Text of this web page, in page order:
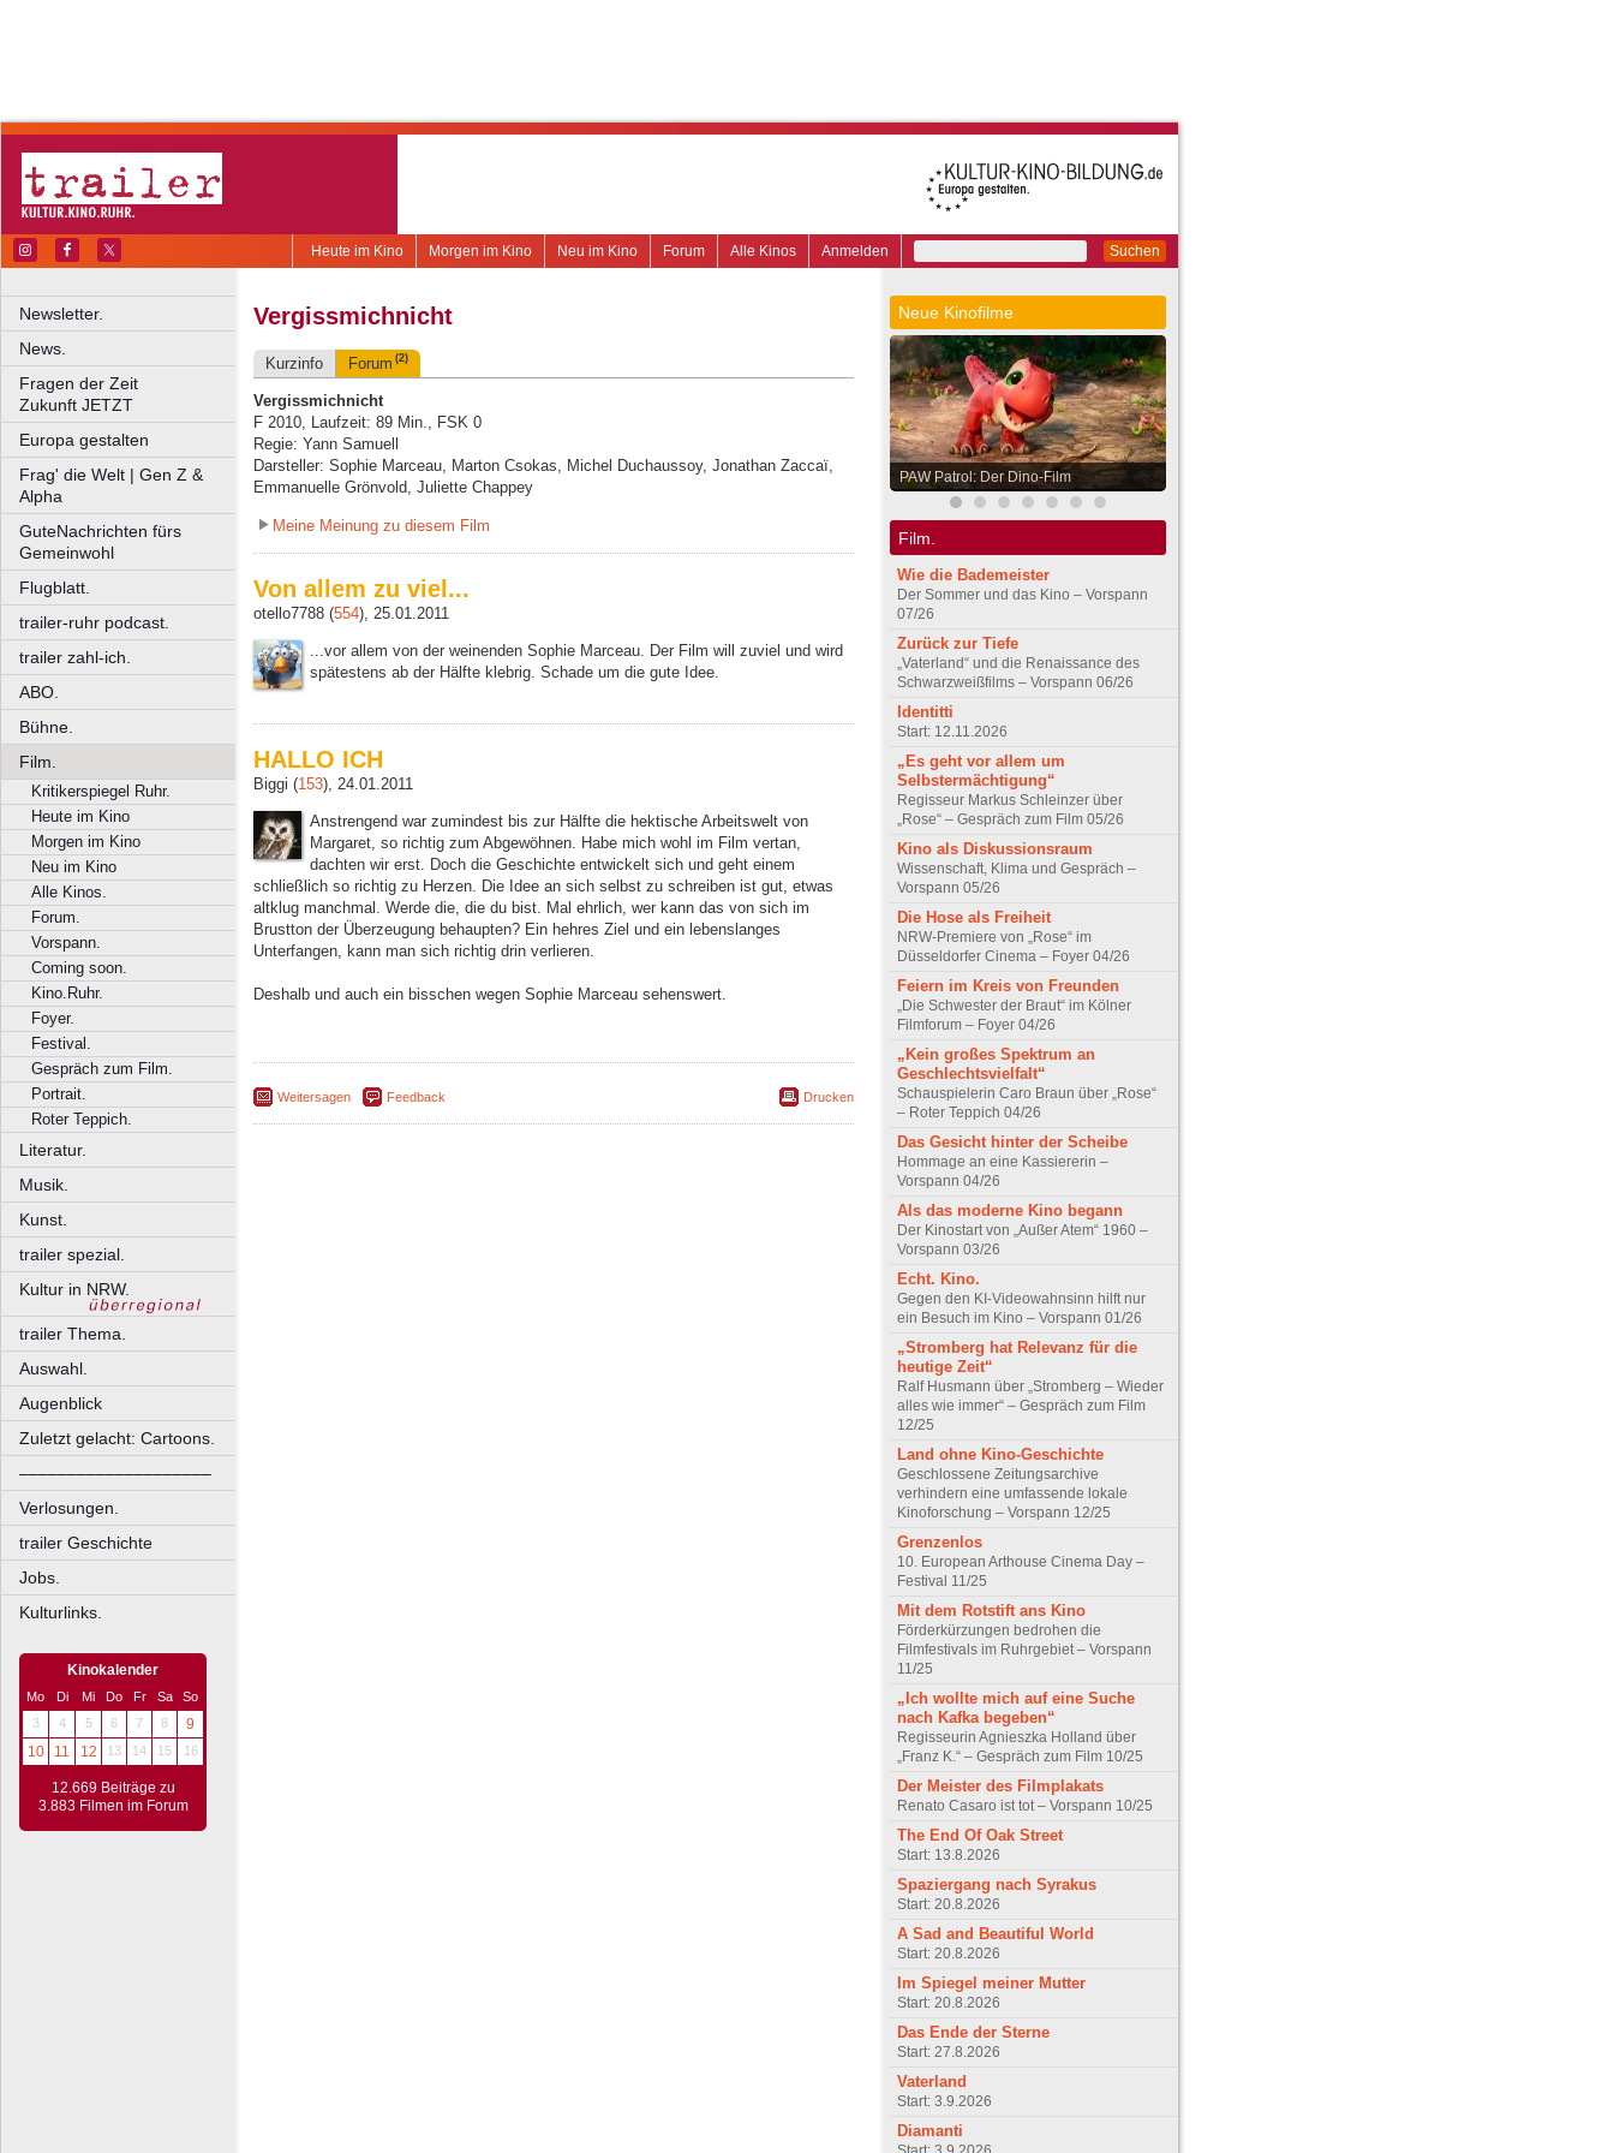
Suchen
Anmelden
Alle Kinos
Forum
Neu im Kino
Morgen im Kino
Heute im Kino
Newsletter.
News.
Fragen der Zeit
Zukunft JETZT
Europa gestalten
Frag' die Welt | Gen Z &
Alpha
GuteNachrichten fürs
Gemeinwohl
Flugblatt.
trailer-ruhr podcast.
trailer zahl-ich.
ABO.
Bühne.
Film.
Kritikerspiegel Ruhr.
Heute im Kino
Morgen im Kino
Neu im Kino
Alle Kinos.
Forum.
Vorspann.
Coming soon.
Kino.Ruhr.
Foyer.
Festival.
Gespräch zum Film.
Portrait.
Roter Teppich.
Literatur.
Musik.
Kunst.
trailer spezial.
Kultur in NRW.
trailer Thema.
Auswahl.
Augenblick
Zuletzt gelacht: Cartoons.
––––––––––––––––––––
Verlosungen.
trailer Geschichte
Jobs.
Kulturlinks.
Kinokalender
Mo Di Mi Do Fr Sa
So
3
4 5 6 7 8
9
10
11 12 13 14 15 16
12.669 Beiträge zu
3.883 Filmen im Forum
Vergissmichnicht
Kurzinfo Forum (2)
Vergissmichnicht
F 2010, Laufzeit: 89 Min., FSK 0
Regie: Yann Samuell
Darsteller: Sophie Marceau, Marton Csokas, Michel Duchaussoy, Jonathan Zaccaï,
Emmanuelle Grönvold, Juliette Chappey
Meine Meinung zu diesem Film
Von allem zu viel...
otello7788 (554), 25.01.2011
...vor allem von der weinenden Sophie Marceau. Der Film will zuviel und wird
spätestens ab der Hälfte klebrig. Schade um die gute Idee.
HALLO ICH
Biggi (153), 24.01.2011
Anstrengend war zumindest bis zur Hälfte die hektische Arbeitswelt von
Margaret, so richtig zum Abgewöhnen. Habe mich wohl im Film vertan,
dachten wir erst. Doch die Geschichte entwickelt sich und geht einem
schließlich so richtig zu Herzen. Die Idee an sich selbst zu schreiben ist gut, etwas
altklug manchmal. Werde die, die du bist. Mal ehrlich, wer kann das von sich im
Brustton der Überzeugung behaupten? Ein hehres Ziel und ein lebenslanges
Unterfangen, kann man sich richtig drin verlieren.
Deshalb und auch ein bisschen wegen Sophie Marceau sehenswert.
Weitersagen Feedback Drucken
Neue Kinofilme
PAW Patrol: Der Dino-Film
Film.
Wie die Bademeister
Der Sommer und das Kino – Vorspann
07/26
Zurück zur Tiefe
„Vaterland“ und die Renaissance des
Schwarzweißfilms – Vorspann 06/26
Identitti
Start: 12.11.2026
„Es geht vor allem um
Selbstermächtigung“
Regisseur Markus Schleinzer über
„Rose“ – Gespräch zum Film 05/26
Kino als Diskussionsraum
Wissenschaft, Klima und Gespräch –
Vorspann 05/26
Die Hose als Freiheit
NRW-Premiere von „Rose“ im
Düsseldorfer Cinema – Foyer 04/26
Feiern im Kreis von Freunden
„Die Schwester der Braut“ im Kölner
Filmforum – Foyer 04/26
„Kein großes Spektrum an
Geschlechtsvielfalt“
Schauspielerin Caro Braun über „Rose“
– Roter Teppich 04/26
Das Gesicht hinter der Scheibe
Hommage an eine Kassiererin –
Vorspann 04/26
Als das moderne Kino begann
Der Kinostart von „Außer Atem“ 1960 –
Vorspann 03/26
Echt. Kino.
Gegen den KI-Videowahnsinn hilft nur
ein Besuch im Kino – Vorspann 01/26
„Stromberg hat Relevanz für die
heutige Zeit“
Ralf Husmann über „Stromberg – Wieder
alles wie immer“ – Gespräch zum Film
12/25
Land ohne Kino-Geschichte
Geschlossene Zeitungsarchive
verhindern eine umfassende lokale
Kinoforschung – Vorspann 12/25
Grenzenlos
10. European Arthouse Cinema Day –
Festival 11/25
Mit dem Rotstift ans Kino
Förderkürzungen bedrohen die
Filmfestivals im Ruhrgebiet – Vorspann
11/25
„Ich wollte mich auf eine Suche
nach Kafka begeben“
Regisseurin Agnieszka Holland über
„Franz K.“ – Gespräch zum Film 10/25
Der Meister des Filmplakats
Renato Casaro ist tot – Vorspann 10/25
The End Of Oak Street
Start: 13.8.2026
Spaziergang nach Syrakus
Start: 20.8.2026
A Sad and Beautiful World
Start: 20.8.2026
Im Spiegel meiner Mutter
Start: 20.8.2026
Das Ende der Sterne
Start: 27.8.2026
Vaterland
Start: 3.9.2026
Diamanti